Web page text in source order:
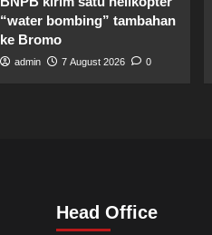
“water bombing” tambahan
ke Bromo
admin 7 August 2026 0
Head Office